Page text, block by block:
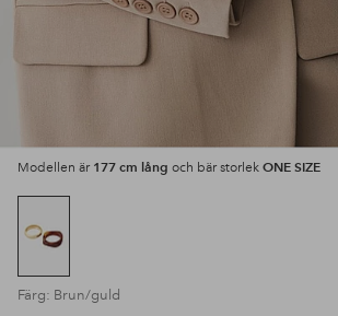
Modellen är 177 cm lång och bär storlek ONE SIZE
Färg: Brun/guld